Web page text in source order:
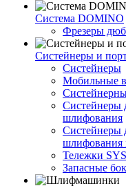
Система DOMINO
Фрезеры
Систейнеры и
Систейнеры
Мобильные
Систейнеры
шлифования
Систейнеры
шлифования
Тележки
Запасные